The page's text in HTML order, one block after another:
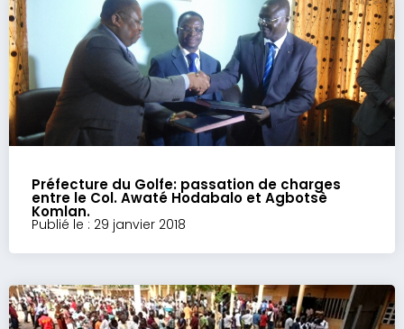
Préfecture du Golfe: passation de charges
entre le Col. Awaté Hodabalo et Agbotsè
Komlan.
Publié le : 29 janvier 2018